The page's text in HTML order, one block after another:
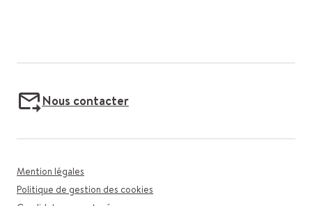
Nous contacter
Mention légales
Politique de gestion des cookies